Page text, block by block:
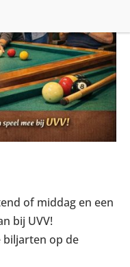
of middag en een
bij UVV!
biljarten op de